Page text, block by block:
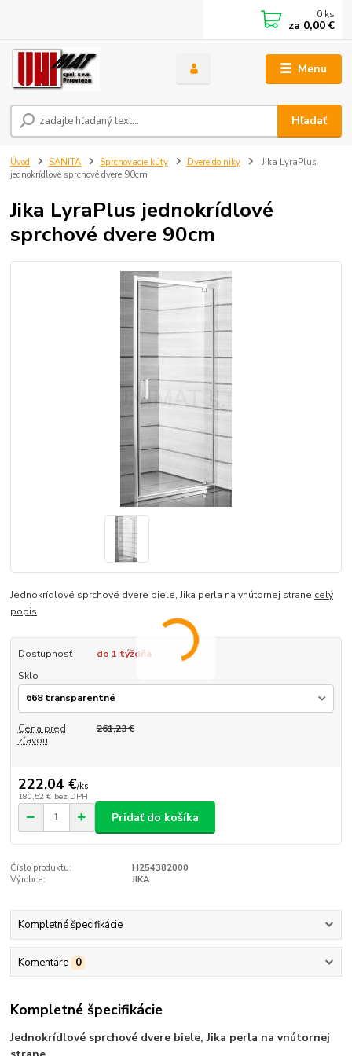
Menu
Hľadať
0 ks
za 0,00 €
Úvod SANITA Sprchovacie kúty Dvere do niky
Jika LyraPlus
jednokrídlové sprchové dvere 90cm
Jika LyraPlus jednokrídlové
sprchové dvere 90cm
Jednokrídlové sprchové dvere biele, Jika perla na vnútornej strane celý
popis
Dostupnosť
do 1 týždňa
Sklo
Cena pred
zľavou
261,23 €
222,04 €/ks
180,52 € bez DPH
Pridať do košíka
Číslo produktu:
H254382000
Výrobca:
JIKA
Kompletné špecifikácie
Komentáre 0
Kompletné špecifikácie
Jednokrídlové sprchové dvere biele, Jika perla na vnútornej